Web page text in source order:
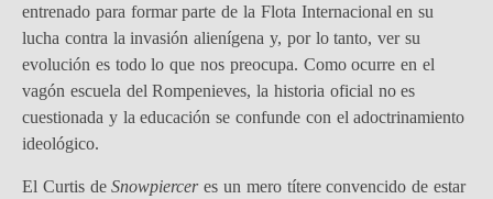
entrenado para formar parte de la Flota Internacional en su
lucha contra la invasión alienígena y, por lo tanto, ver su
evolución es todo lo que nos preocupa. Como ocurre en el
vagón escuela del Rompenieves, la historia oficial no es
cuestionada y la educación se confunde con el adoctrinamiento
ideológico.
El Curtis deSnowpierceres un mero títere convencido de estar